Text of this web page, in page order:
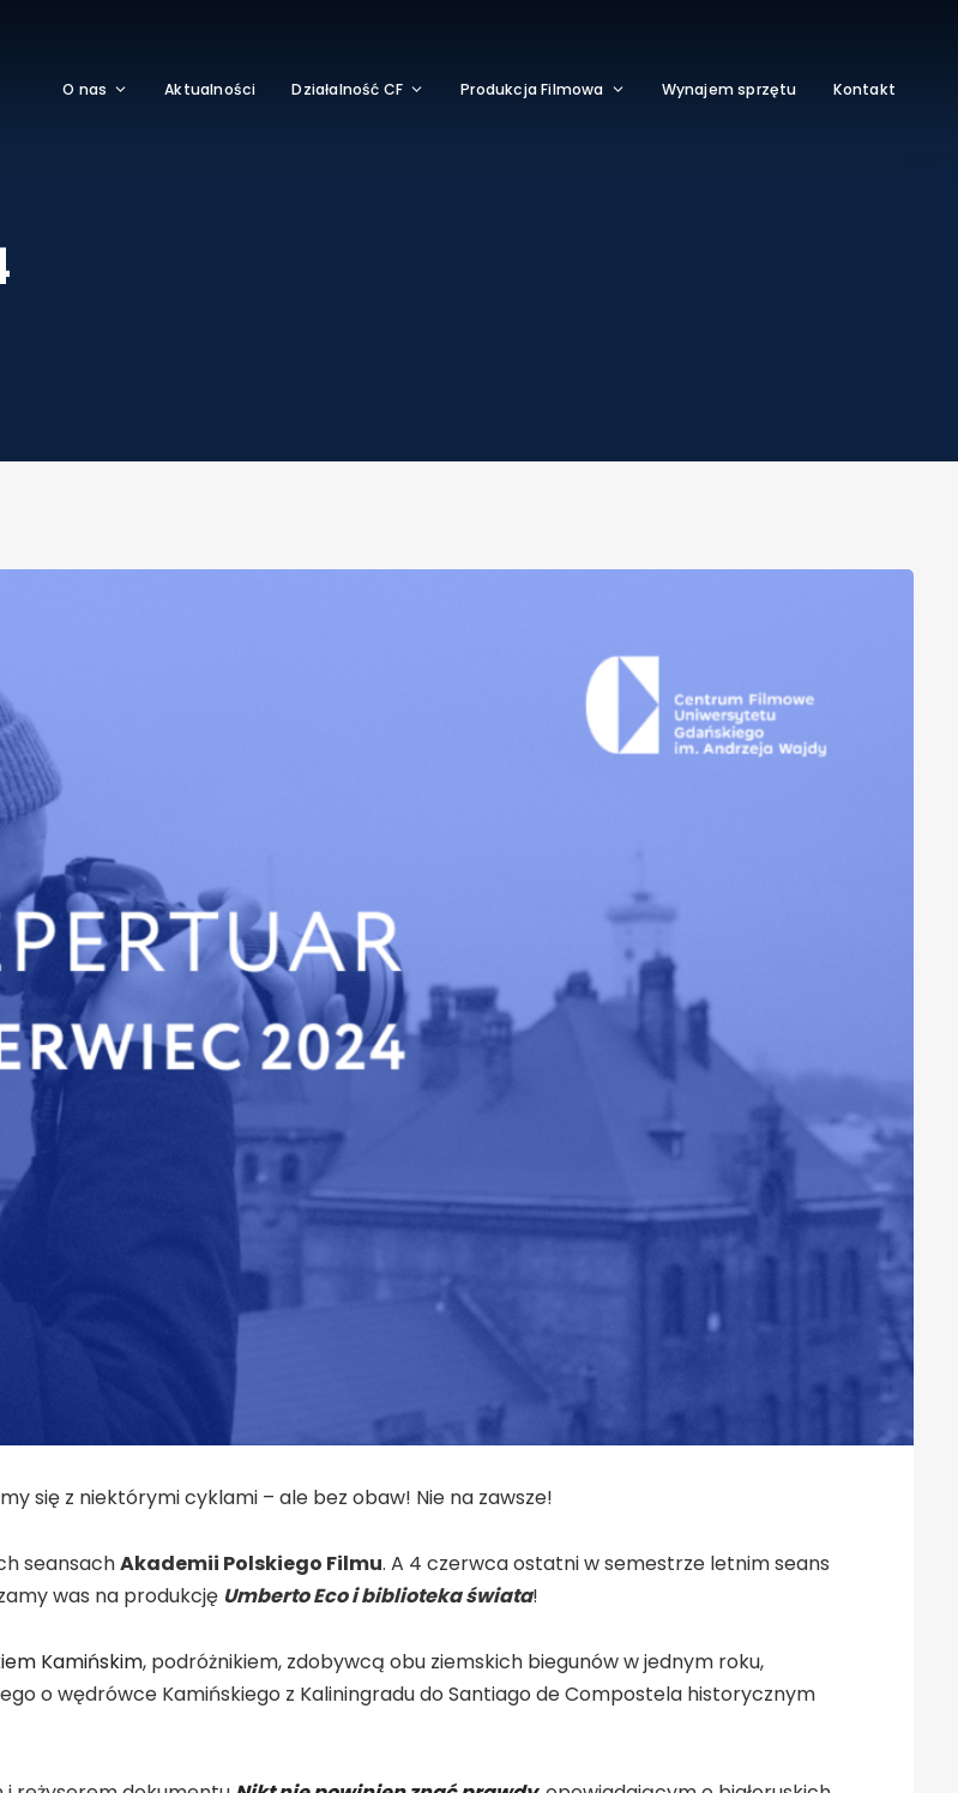
O nas Aktualności Działalność CF Produkcja Filmowa Wynajem sprzętu Kontakt
się z niektórymi cyklami – ale bez obaw! Nie na zawsze!
seansachAkademii Polskiego Filmu. A 4 czerwca ostatni w semestrze letnim seans
was na produkcję Umberto Eco i biblioteka świata!
Kamińskim, podróżnikiem, zdobywcą obu ziemskich biegunów w jednym roku,
o wędrówce Kamińskiego z Kaliningradu do Santiago de Compostela historycznym